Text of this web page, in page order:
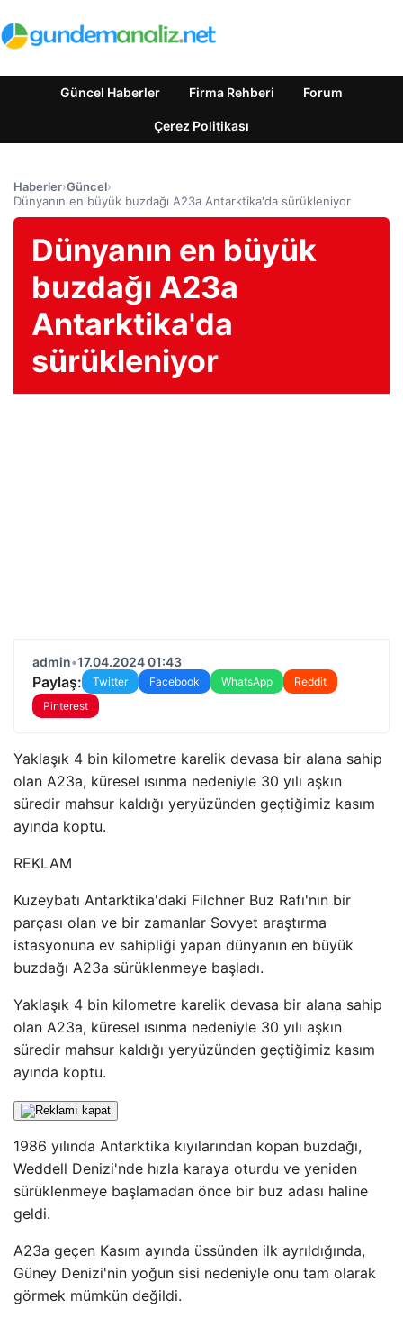
Güncel Haberler Firma Rehberi Forum
Çerez Politikası
Haberler›Güncel›
Dünyanın en büyük buzdağı A23a Antarktika'da sürükleniyor
Dünyanın en büyük
buzdağı A23a
Antarktika'da
sürükleniyor
admin•17.04.2024 01:43
Paylaş: Twitter Facebook WhatsApp
Reddit
Pinterest
Yaklaşık 4 bin kilometre karelik devasa bir alana sahip
olan A23a, küresel ısınma nedeniyle 30 yılı aşkın
süredir mahsur kaldığı yeryüzünden geçtiğimiz kasım
ayında koptu.
REKLAM
Kuzeybatı Antarktika'daki Filchner Buz Rafı'nın bir
parçası olan ve bir zamanlar Sovyet araştırma
istasyonuna ev sahipliği yapan dünyanın en büyük
buzdağı A23a sürüklenmeye başladı.
Yaklaşık 4 bin kilometre karelik devasa bir alana sahip
olan A23a, küresel ısınma nedeniyle 30 yılı aşkın
süredir mahsur kaldığı yeryüzünden geçtiğimiz kasım
ayında koptu.
1986 yılında Antarktika kıyılarından kopan buzdağı,
Weddell Denizi'nde hızla karaya oturdu ve yeniden
sürüklenmeye başlamadan önce bir buz adası haline
geldi.
A23a geçen Kasım ayında üssünden ilk ayrıldığında,
Güney Denizi'nin yoğun sisi nedeniyle onu tam olarak
görmek mümkün değildi.